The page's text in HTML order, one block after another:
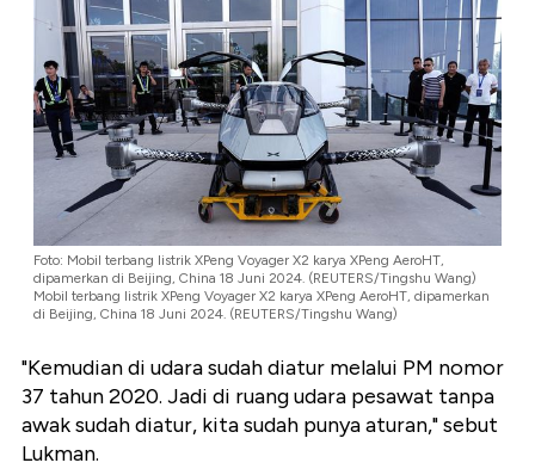
Foto: Mobil terbang listrik XPeng Voyager X2 karya XPeng AeroHT,
dipamerkan di Beijing, China 18 Juni 2024. (REUTERS/Tingshu Wang)
Mobil terbang listrik XPeng Voyager X2 karya XPeng AeroHT, dipamerkan
di Beijing, China 18 Juni 2024. (REUTERS/Tingshu Wang)
"Kemudian di udara sudah diatur melalui PM nomor
37 tahun 2020. Jadi di ruang udara pesawat tanpa
awak sudah diatur, kita sudah punya aturan," sebut
Lukman.